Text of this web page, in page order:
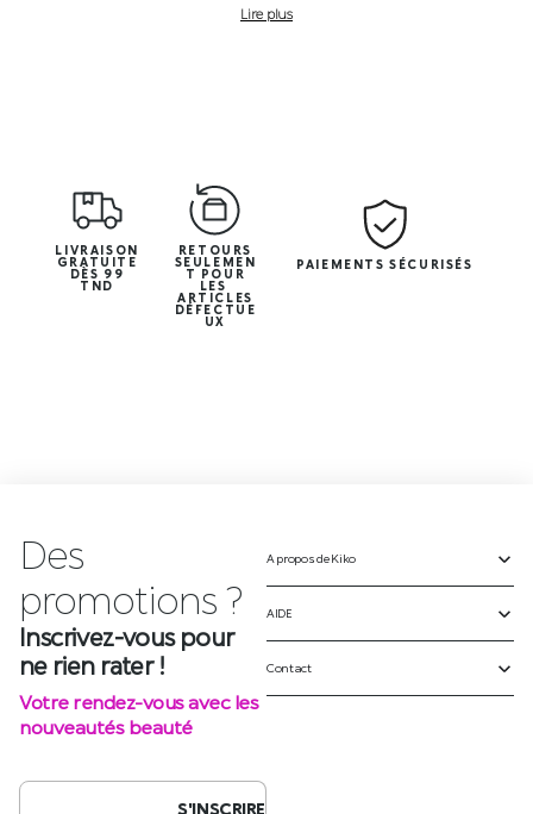
Lire plus
LIVRAISON
GRATUITE
DÈS 99
TND
RETOURS
SEULEMEN
T POUR
LES
ARTICLES
DÉFECTUE
UX
PAIEMENTS SÉCURISÉS
Des
Inscrivez-vous pour
ne rien rater !
Votre rendez-vous avec les
nouveautés beauté
A propos de Kiko
AIDE
Contact
SUIVEZ-NOUS SUR